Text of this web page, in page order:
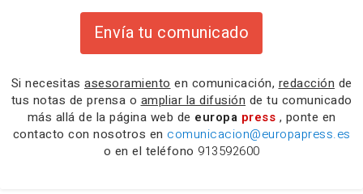
Envía tu comunicado
Si necesitas asesoramiento en comunicación, redacción de
tus notas de prensa o ampliar la difusión de tu comunicado
más allá de la página web de europa press , ponte en
contacto con nosotros en comunicacion@europapress.es
o en el teléfono 913592600